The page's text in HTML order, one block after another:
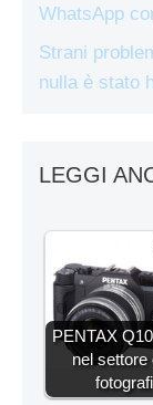
WhatsApp
Strani
nulla è stato
LEGGI
PENTAX
nel settore